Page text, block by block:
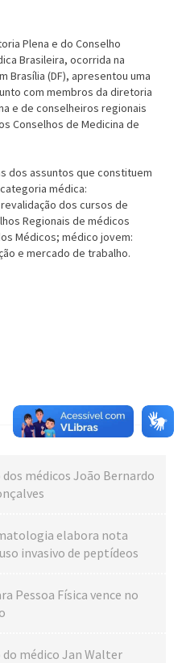
Plena e do Conselho
Brasileira, ocorrida na
Brasília (DF), apresentou uma
com membros da diretoria
e de conselheiros regionais
Conselhos de Medicina de
dos assuntos que constituem
médica:
dos cursos de
Regionais de médicos
Médicos; médico jovem:
e mercado de trabalho.
médicos João Bernardo
elabora nota
invasivo de peptídeos
Pessoa Física vence no
médico Jan Walter